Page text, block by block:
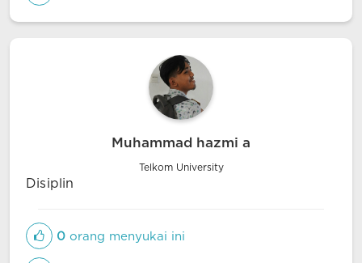
Muhammad hazmi a
Telkom University
Disiplin
0 orang menyukai ini